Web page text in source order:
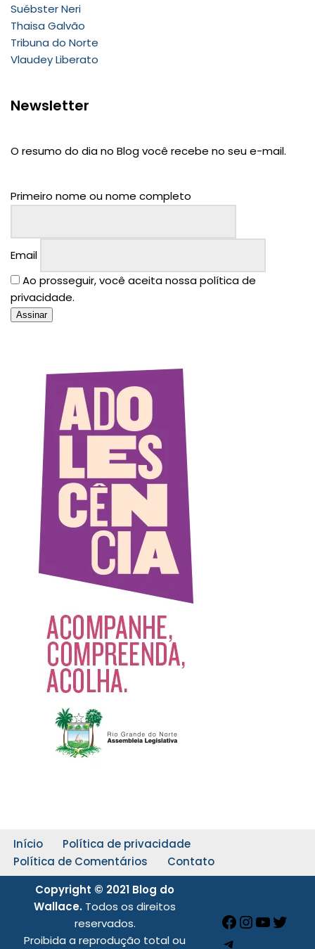
Suébster Neri
Thaisa Galvão
Tribuna do Norte
Vlaudey Liberato
Newsletter
O resumo do dia no Blog você recebe no seu e-mail.
Primeiro nome ou nome completo
Email
Ao prosseguir, você aceita nossa política de
privacidade.
Início
Política de privacidade
Política de Comentários
Contato
Copyright © 2021 Blog do
Wallace. Todos os direitos
reservados.
Proibida a reprodução total ou